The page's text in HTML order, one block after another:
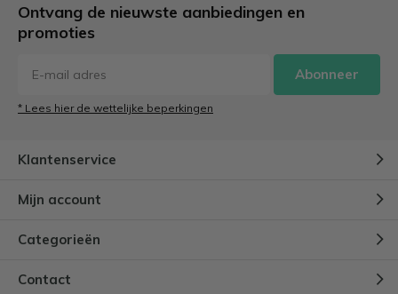
Ontvang de nieuwste aanbiedingen en
promoties
Abonneer
* Lees hier de wettelijke beperkingen
Klantenservice
Mijn account
Categorieën
Contact